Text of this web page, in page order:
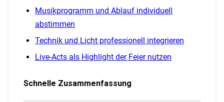
Musikprogramm und Ablauf individuell
abstimmen
Technik und Licht professionell integrieren
Live-Acts als Highlight der Feier nutzen
Schnelle Zusammenfassung